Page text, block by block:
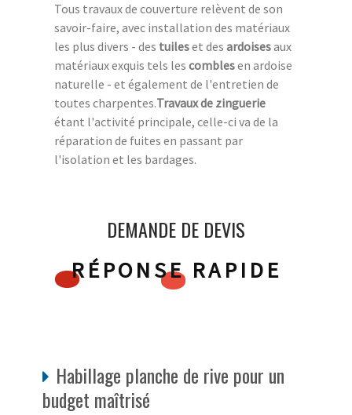
Tous travaux de couverture relèvent de son
savoir-faire, avec installation des matériaux
les plus divers - des tuileset des ardoisesaux
matériaux exquis tels les comblesen ardoise
naturelle - et également de l'entretien de
toutes charpentes.Travaux de zinguerie
étant l'activité principale, celle-ci va de la
réparation de fuites en passant par
l'isolation et les bardages.
DEMANDE DE DEVIS
RÉPONSE RAPIDE
Habillage planche de rive pour un
budget maîtrisé